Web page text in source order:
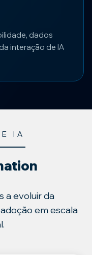
dados
interação de IA
IA
a evoluir da
em escala